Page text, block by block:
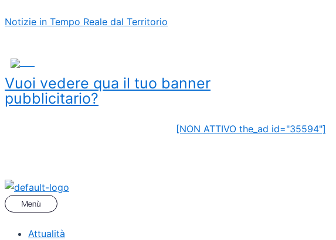
al
Notizie in Tempo Reale dal Territorio
Vuoi vedere qua il tuo banner
pubblicitario?
[NON ATTIVO the_ad id="35594"]
Attualità
articoli